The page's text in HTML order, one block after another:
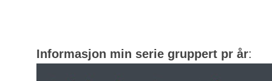
Informasjon min serie gruppert pr år: